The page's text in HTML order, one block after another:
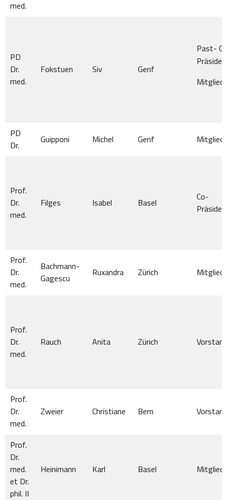
med.
PD
Dr.
med.
Fokstuen Siv Genf
Past-
Mitglied
PD
Dr.
Guipponi Michel Genf Mitglied
Prof.
Dr.
med.
Filges Isabel Basel
Co-
Prof.
Dr.
med.
Bachmann-
Gagescu
Ruxandra Zürich Mitglied
Prof.
Dr.
med.
Rauch Anita Zürich Vorstand
Prof.
Dr.
med.
Zweier Christiane Bern Vorstand
Prof.
Dr.
med.
et Dr.
phil. II
Heinimann Karl Basel Mitglied